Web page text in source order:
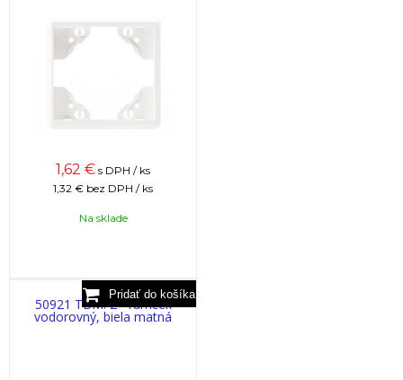
1,62 € s DPH / ks
1,32 € bez DPH / ks
Na sklade
50921 TBM: 2 - rámček
vodorovný, biela matná